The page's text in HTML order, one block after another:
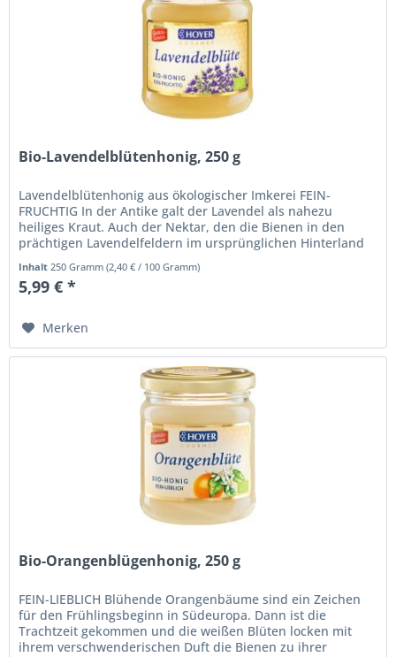
Bio-Lavendelblütenhonig, 250 g
Lavendelblütenhonig aus ökologischer Imkerei FEIN-
FRUCHTIG In der Antike galt der Lavendel als nahezu
heiliges Kraut. Auch der Nektar, den die Bienen in den
prächtigen Lavendelfeldern im ursprünglichen Hinterland
Inhalt250 Gramm(2,40 € / 100 Gramm)
5,99 € *
Merken
Bio-Orangenblügenhonig, 250 g
FEIN-LIEBLICH Blühende Orangenbäume sind ein Zeichen
für den Frühlingsbeginn in Südeuropa. Dann ist die
Trachtzeit gekommen und die weißen Blüten locken mit
ihrem verschwenderischen Duft die Bienen zu ihrer